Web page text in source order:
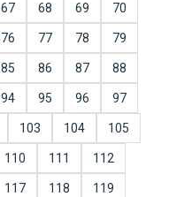
67 68 69 70
76 77 78 79
85 86 87 88
94 95 96 97
103 104 105
110 111 112
117 118 119